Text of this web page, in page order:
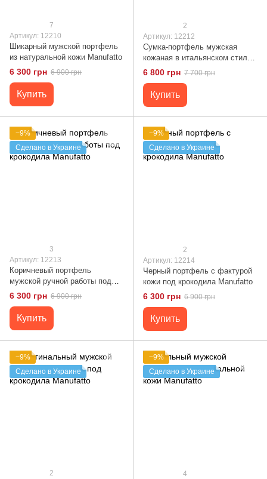
7
Артикул: 12210
Шикарный мужской портфель
из натуральной кожи Manufatto
6 300 грн 6 900 грн
Купить
2
Артикул: 12212
Сумка-портфель мужская
кожаная в итальянском стиле
Manufatto
6 800 грн 7 700 грн
Купить
−9%
Сделано в Украине
3
Артикул: 12213
Коричневый портфель
мужской ручной работы под
крокодила Manufatto
6 300 грн 6 900 грн
Купить
−9%
Сделано в Украине
2
Артикул: 12214
Черный портфель с фактурой
кожи под крокодила Manufatto
6 300 грн 6 900 грн
Купить
−9%
Сделано в Украине
2
−9%
Сделано в Украине
4